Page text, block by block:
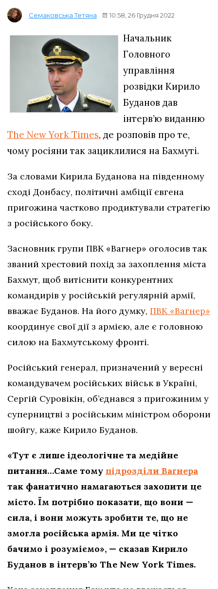
Семаковська Тетяна 10:58, 26 Грудня 2022
Начальник
Головного
управління
розвідки Кирило
Буданов дав
інтерв’ю виданню
The New York Times, де розповів про те,
чому росіяни так зациклилися на Бахмуті.
За словами Кирила Буданова на південному
сході Донбасу, політичні амбіції євгена
пригожина частково продиктували стратегію
з російського боку.
Засновник групи ПВК «Вагнер» оголосив так
званий хрестовий похід за захоплення міста
Бахмут, щоб витіснити конкурентних
командирів у російській регулярній армії,
вважає Буданов. На його думку, ПВК «Вагнер»
координує свої дії з армією, але є головною
силою на Бахмутському фронті.
Російський генерал, призначений у вересні
командувачем російських військ в Україні,
Сергій Суровікін, об’єднався з пригожиним у
суперництві з російським міністром оборони
шойгу, каже Кирило Буданов.
«Тут є лише ідеологічне та медійне
питання…Саме тому підрозділи Вагнера
так фанатично намагаються захопити це
місто. Їм потрібно показати, що вони —
сила, і вони можуть зробити те, що не
змогла російська армія. Ми це чітко
бачимо і розуміємо», — сказав Кирило
Буданов в інтерв’ю The New York Times.